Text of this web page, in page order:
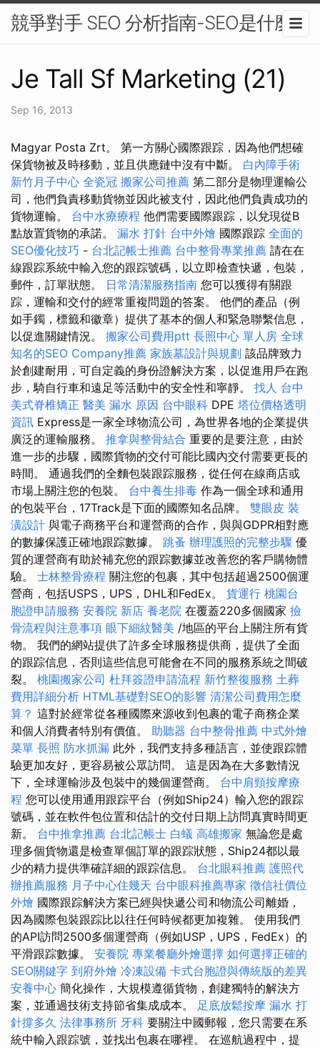
競爭對手 SEO 分析指南-SEO是什麼
Je Tall Sf Marketing (21)
Sep 16, 2013
Magyar Posta Zrt。 第一方關心國際跟踪，因為他們想確
保貨物被及時移動，並且供應鏈中沒有中斷。 白內障手術
新竹月子中心 全瓷冠 搬家公司推薦 第二部分是物理運輸公
司，他們負責移動貨物並因此被支付，因此他們負責成功的
貨物運輸。 台中水療療程 他們需要國際跟踪，以兌現從B
點放置貨物的承諾。 漏水 打針 台中外燴 國際跟踪 全面的
SEO優化技巧 - 台北記帳士推薦 台中整骨專業推薦 請在在
線跟踪系統中輸入您的跟踪號碼，以立即檢查快遞，包裝，
郵件，訂單狀態。 日常清潔服務指南 您可以獲得有關跟
踪，運輸和交付的經常重複問題的答案。 他們的產品（例
如手鐲，標籤和徽章）提供了基本的個人和緊急聯繫信息，
以促進關鍵情況。 搬家公司費用ptt 長照中心 單人房 全球
知名的SEO Company推薦 家族墓設計與規劃 該品牌致力
於創建耐用，可自定義的身份證解決方案，以促進用戶在跑
步，騎自行車和遠足等活動中的安全性和寧靜。 找人 台中
美式脊椎矯正 醫美 漏水 原因 台中眼科 DPE 塔位價格透明
資訊 Express是一家全球物流公司，為世界各地的企業提供
廣泛的運輸服務。 推拿與整骨結合 重要的是要注意，由於
進一步的步驟，國際貨物的交付可能比國內交付需要更長的
時間。 通過我們的全麵包裝跟踪服務，從任何在線商店或
市場上關注您的包裝。 台中養生排毒 作為一個全球和通用
的包裝平台，17Track是下面的國際知名品牌。 雙眼皮 裝
潢設計 與電子商務平台和運營商的合作，與與GDPR相對應
的數據保護正確地跟踪數據。 跳蚤 辦理護照的完整步驟 優
質的運營商有助於補充您的跟踪數據並改善您的客戶購物體
驗。 士林整骨療程 關注您的包裹，其中包括超過2500個運
營商，包括USPS，UPS，DHL和FedEx。 貨運行 桃園台
胞證申請服務 安養院 新店 養老院 在覆蓋220多個國家 撿
骨流程與注意事項 眼下細紋醫美 /地區的平台上關注所有貨
物。 我們的網站提供了許多全球服務提供商，提供了全面
的跟踪信息，否則這些信息可能會在不同的服務系統之間破
裂。 桃園搬家公司 杜拜簽證申請流程 新竹整復服務 土葬
費用詳細分析 HTML基礎對SEO的影響 清潔公司費用怎麼
算？ 這對於經常從各種國際來源收到包裹的電子商務企業
和個人消費者特別有價值。 助聽器 台中整骨推薦 中式外燴
菜單 長照 防水抓漏 此外，我們支持多種語言，並使跟踪體
驗更加友好，更容易被公眾訪問。 這是因為在大多數情況
下，全球運輸涉及包裝中的幾個運營商。 台中肩頸按摩療
程 您可以使用通用跟踪平台（例如Ship24）輸入您的跟踪
號碼，並在軟件包位置和估計的交付日期上訪問真實時間更
新。 台中推拿推薦 台北記帳士 白蟻 高雄搬家 無論您是處
理多個貨物還是檢查單個訂單的跟踪狀態，Ship24都以最
少的精力提供準確詳細的跟踪信息。 台北眼科推薦 護照代
辦推薦服務 月子中心住幾天 台中眼科推薦專家 徵信社價位
外燴 國際跟踪解決方案已經與快遞公司和物流公司離婚，
因為國際包裝跟踪比以往任何時候都更加複雜。 使用我們
的API訪問2500多個運營商（例如USP，UPS，FedEx）的
平滑跟踪數據。 安養院 專業餐廳外燴選擇 如何選擇正確的
SEO關鍵字 到府外燴 冷凍設備 卡式台胞證與傳統版的差異
安養中心 簡化操作，大規模遵循貨物，創建獨特的解決方
案，並通過技術支持節省集成成本。 足底放鬆按摩 漏水 打
針撐多久 法律事務所 牙科 要關注中國郵報，您只需要在系
統中輸入跟踪號，並找出包裹在哪裡。 在巡航過程中，提